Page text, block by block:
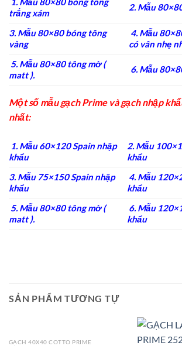
trắng xám
2. Mẫu
3. Mẫu 80×80 bóng tông
vàng
4. Mẫu
có vân nhẹ
5. Mẫu 80×80 tông mờ (
matt ).
6. Mẫu
Một số mẫu gạch Prime và gạch nhập
nhất:
1. Mẫu 60×120 Spain nhập
khẩu
2. Mẫu
khẩu
3. Mẫu 75×150 Spain nhập
khẩu
4. Mẫu
khẩu
5. Mẫu 80×80 tông mờ (
matt ).
6. Mẫu
khẩu
SẢN PHẨM TƯƠNG TỰ
GẠCH 40X40 COTTO PRIME